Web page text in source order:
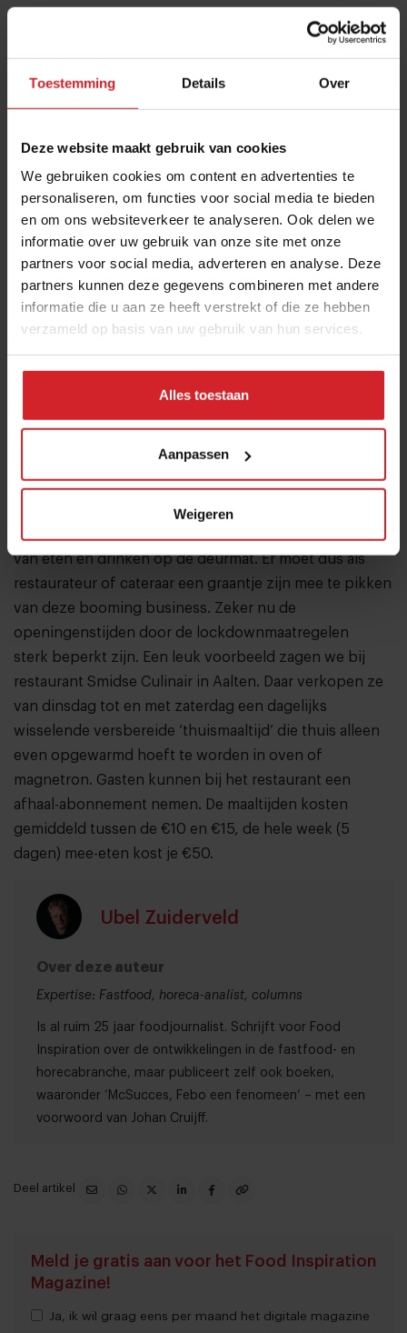
Toestemming Details Over
Deze website maakt gebruik van cookies
We gebruiken cookies om content en advertenties te
personaliseren, om functies voor social media te bieden
en om ons websiteverkeer te analyseren. Ook delen we
informatie over uw gebruik van onze site met onze
partners voor social media, adverteren en analyse. Deze
partners kunnen deze gegevens combineren met andere
informatie die u aan ze heeft verstrekt of die ze hebben
verzameld op basis van uw gebruik van hun services.
Alles toestaan
Aanpassen
Weigeren
aan zijn trekken bij Vinobox, Wijnbeurs, Tasteclub en
andere platforms. De online wijnmarkt is trouwens een
euro in om.
Dat is zonder twijfel HelloFresh. Nederland hoorde in
2012 bij de eerste vijf landen waar deze
maaltijdboxverkoper startte. Volgens bureau GfK kan
menig dagblad jaloers zijn op de abonneecijfers van
HelloFresh. Dat zijn er in ons land nu 345.000, tegen
143.000 twee jaar geleden. Hoewel HelloFresh zeker
driekwart van de markt van maaltijdboxen in handen
een markt die inmiddels in ons land een waarde
GROEIMARKT VOOR JOU?
Gemak blijft een groeimarkt van belang. Naast
maaltijden en boodschappen on demand, is het
foodabonnement een nieuwe loot aan de gemaksstam
van eten en drinken op de deurmat. Er moet dus als
restaurateur of cateraar een graantje zijn mee te pikken
van deze booming business. Zeker nu de
openingenstijden door de lockdownmaatregelen
sterk beperkt zijn. Een leuk voorbeeld zagen we bij
restaurant Smidse Culinair in Aalten. Daar verkopen ze
van dinsdag tot en met zaterdag een dagelijks
wisselende versbereide ‘thuismaaltijd’ die thuis alleen
even opgewarmd hoeft te worden in oven of
magnetron. Gasten kunnen bij het restaurant een
afhaal-abonnement nemen. De maaltijden kosten
gemiddeld tussen de €10 en €15, de hele week (5
dagen) mee-eten kost je €50.
Ubel Zuiderveld
Over deze auteur
Expertise: Fastfood, horeca-analist, columns
Is al ruim 25 jaar foodjournalist. Schrijft voor Food
Inspiration over de ontwikkelingen in de fastfood- en
horecabranche, maar publiceert zelf ook boeken,
waaronder ‘McSucces, Febo een fenomeen’ – met een
voorwoord van Johan Cruijff.
Deel artikel
Meld je gratis aan voor het Food Inspiration
Magazine!
Ja, ik wil graag eens per maand het digitale magazine